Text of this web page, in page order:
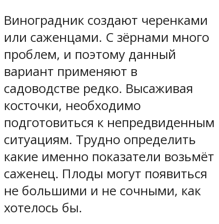
Виноградник создают черенками
или саженцами. С зёрнами много
проблем, и поэтому данный
вариант применяют в
садоводстве редко. Высаживая
косточки, необходимо
подготовиться к непредвиденным
ситуациям. Трудно определить
какие именно показатели возьмёт
саженец. Плоды могут появиться
не большими и не сочными, как
хотелось бы.